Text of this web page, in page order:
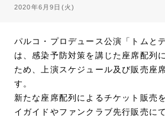
2020年6月9日(火)
パルコ・プロデュース公演「トムと
は、感染予防対策を講じた座席配列
ため、上演スケジュール及び販売座
す。
新たな座席配列によるチケット販売
イガイドやファンクラブ先行販売に